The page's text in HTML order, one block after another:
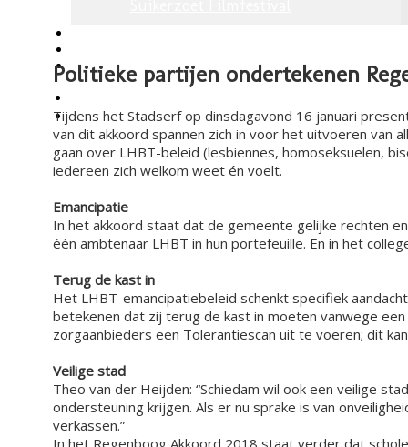
JONGEREN
Politieke partijen ondertekenen
Tijdens het Stadserf op dinsdagavond 16 januari
van dit akkoord spannen zich in voor het uitvoeren van
gaan over LHBT-beleid (lesbiennes, homoseksuelen,
iedereen zich welkom weet én voelt.
Emancipatie
In het akkoord staat dat de gemeente gelijke rechten
één ambtenaar LHBT in hun portefeuille. En in het
Terug de kast in
Het LHBT-emancipatiebeleid schenkt specifiek
betekenen dat zij terug de kast in moeten vanwege
zorgaanbieders een Tolerantiescan uit te voeren; dit
Veilige stad
Theo van der Heijden: “Schiedam wil ook een veilige
ondersteuning krijgen. Als er nu sprake is van
verkassen.”